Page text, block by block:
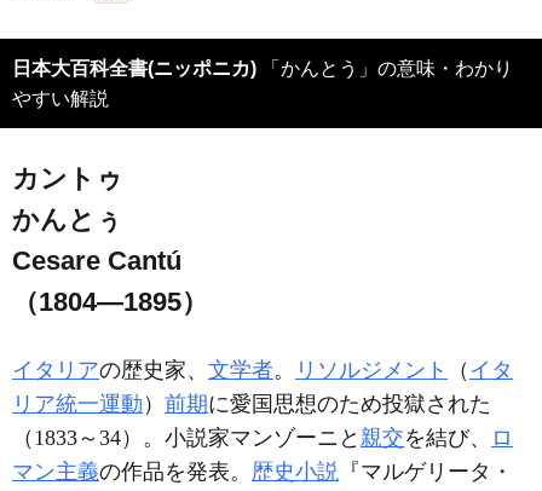
日本大百科全書(ニッポニカ) 「かんとう」の意味・わかり
やすい解説
カントゥ
かんとぅ
Cesare Cantú
（1804―1895）
イタリアの歴史家、 文学者。 リソルジメント （ イタ
リア統一運動 ） 前期に愛国思想のため投獄された
（1833～34）。小説家マンゾーニと 親交を結び、
ロ
マン主義の作品を発表。 歴史小説 『マルゲリータ・